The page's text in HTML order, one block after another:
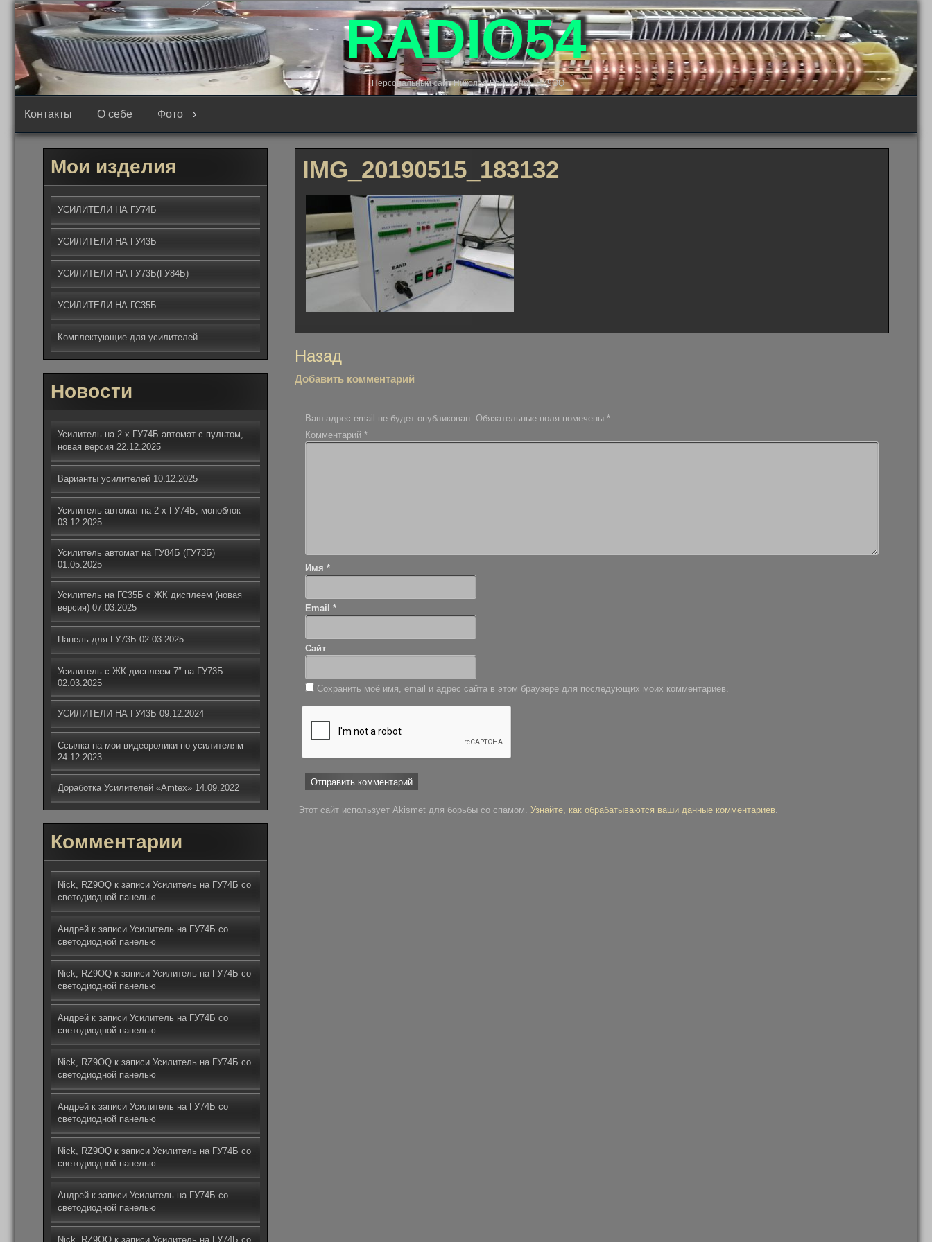
Перейти
к
содержимому
RADIO54
Персональный сайт Николая Василенко, RZ9OQ
Контакты О себе Фото
IMG_20190515_183132
Навигация
записям
Назад
Добавить комментарий
Ваш адрес email не будет опубликован. Обязательные поля помечены*
Комментарий*
Имя*
Email*
Сайт
Сохранить моё имя, email и адрес сайта в этом браузере для последующих моих комментариев.
Этот сайт использует Akismet для борьбы со спамом.Узнайте, как обрабатываются ваши данные комментариев.
Мои изделия
УСИЛИТЕЛИ НА ГУ74Б
УСИЛИТЕЛИ НА ГУ43Б
УСИЛИТЕЛИ НА ГУ73Б(ГУ84Б)
УСИЛИТЕЛИ НА ГС35Б
Комплектующие для усилителей
Новости
Усилитель на 2-х ГУ74Б автомат с пультом,
новая версия 22.12.2025
Варианты усилителей 10.12.2025
Усилитель автомат на 2-х ГУ74Б, моноблок
03.12.2025
Усилитель автомат на ГУ84Б (ГУ73Б)
01.05.2025
Усилитель на ГС35Б с ЖК дисплеем (новая
версия) 07.03.2025
Панель для ГУ73Б 02.03.2025
Усилитель с ЖК дисплеем 7″ на ГУ73Б
02.03.2025
УСИЛИТЕЛИ НА ГУ43Б 09.12.2024
Ссылка на мои видеоролики по усилителям
24.12.2023
Доработка Усилителей «Amtex» 14.09.2022
Комментарии
Nick, RZ9OQ к записи Усилитель на ГУ74Б со
светодиодной панелью
Андрей к записи Усилитель на ГУ74Б со
светодиодной панелью
Nick, RZ9OQ к записи Усилитель на ГУ74Б со
светодиодной панелью
Андрей к записи Усилитель на ГУ74Б со
светодиодной панелью
Nick, RZ9OQ к записи Усилитель на ГУ74Б со
светодиодной панелью
Андрей к записи Усилитель на ГУ74Б со
светодиодной панелью
Nick, RZ9OQ к записи Усилитель на ГУ74Б со
светодиодной панелью
Андрей к записи Усилитель на ГУ74Б со
светодиодной панелью
Nick, RZ9OQ к записи Усилитель на ГУ74Б со